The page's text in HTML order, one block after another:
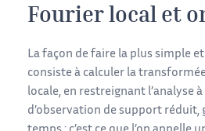
Fourier local et
La façon de faire la plus simple
consiste à calculer la
locale, en restreignant l’analyse
d’observation de support réduit,